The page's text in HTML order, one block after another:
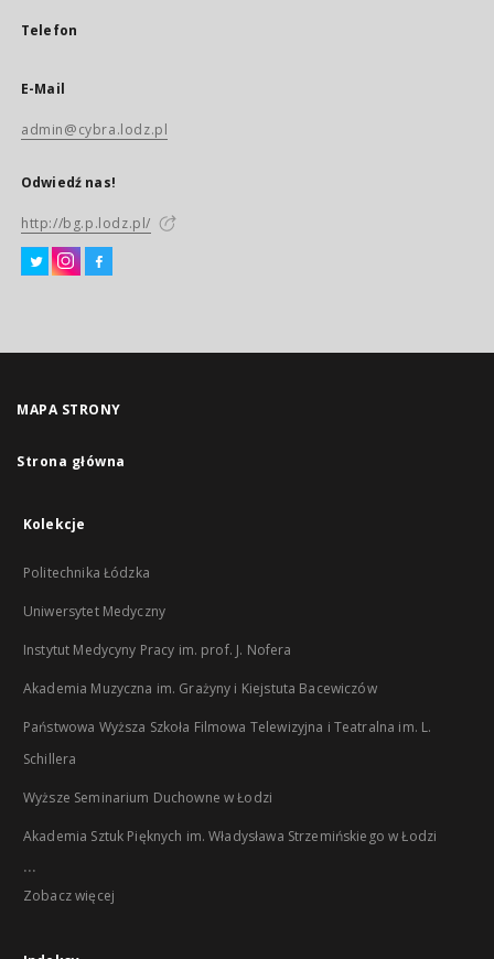
Telefon
E-Mail
admin@cybra.lodz.pl
Odwiedź nas!
http://bg.p.lodz.pl/
MAPA STRONY
Strona główna
Kolekcje
Politechnika Łódzka
Uniwersytet Medyczny
Instytut Medycyny Pracy im. prof. J. Nofera
Akademia Muzyczna im. Grażyny i Kiejstuta Bacewiczów
Państwowa Wyższa Szkoła Filmowa Telewizyjna i Teatralna im. L.
Schillera
Wyższe Seminarium Duchowne w Łodzi
Akademia Sztuk Pięknych im. Władysława Strzemińskiego w Łodzi
...
Zobacz więcej